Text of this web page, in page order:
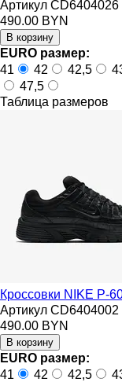
Артикул CD6404026
490.00 BYN
EURO размер:
41
42 42,5
47,5
Таблица размеров
Кроссовки NIKE P-
Артикул CD6404002
490.00 BYN
EURO размер:
41
42 42,5